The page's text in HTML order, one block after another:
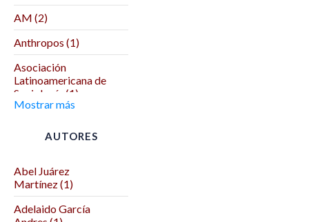
AM (2)
Anthropos (1)
Asociación
Latinoamericana de
Sociología (1)
de Ciencias Políticas (1)
Benemérita Universidad
Autónoma de Puebla (2)
Benemérita y
Mostrar más
AUTORES
Abel Juárez
Martínez (1)
Adelaido García